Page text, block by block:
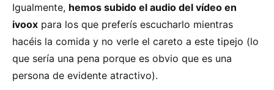
Igualmente, hemos subido el audio del vídeo en
ivoox para los que preferís escucharlo mientras
hacéis la comida y no verle el careto a este tipejo (lo
que sería una pena porque es obvio que es una
persona de evidente atractivo).